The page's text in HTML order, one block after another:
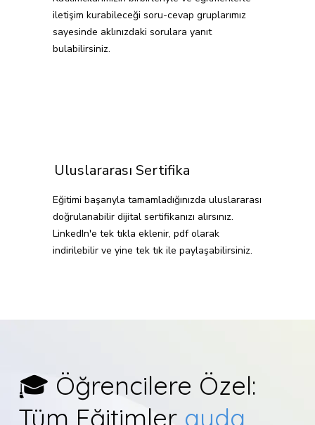
iletişim kurabileceği soru-cevap gruplarımız
sayesinde aklınızdaki sorulara yanıt
bulabilirsiniz.
Uluslararası Sertifika
Eğitimi başarıyla tamamladığınızda uluslararası
doğrulanabilir dijital sertifikanızı alırsınız.
LinkedIn'e tek tıkla eklenir, pdf olarak
indirilebilir ve yine tek tık ile paylaşabilirsiniz.
🎓 Öğrencilere Özel:
Tüm Eğitimler ayda